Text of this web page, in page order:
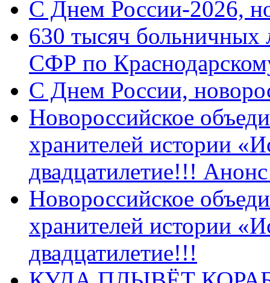
C Днем России-2026,
630 тысяч больничных
СФР по
C Днем России,
Новороссийское
хранителей истории
двадцатилетие!!!
Новороссийское
хранителей истории
двадцатилетие!!!